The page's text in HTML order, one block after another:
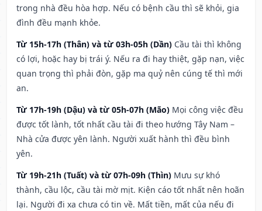
trong nhà đều hòa hợp. Nếu có bệnh cầu thì sẽ khỏi, gia
đình đều mạnh khỏe.
Từ 15h-17h (Thân) và từ 03h-05h (Dần) Cầu tài thì không
có lợi, hoặc hay bị trái ý. Nếu ra đi hay thiệt, gặp nạn, việc
quan trọng thì phải đòn, gặp ma quỷ nên cúng tế thì mới
an.
Từ 17h-19h (Dậu) và từ 05h-07h (Mão) Mọi công việc đều
được tốt lành, tốt nhất cầu tài đi theo hướng Tây Nam –
Nhà cửa được yên lành. Người xuất hành thì đều bình
yên.
Từ 19h-21h (Tuất) và từ 07h-09h (Thìn) Mưu sự khó
thành, cầu lộc, cầu tài mờ mịt. Kiện cáo tốt nhất nên hoãn
lại. Người đi xa chưa có tin về. Mất tiền, mất của nếu đi